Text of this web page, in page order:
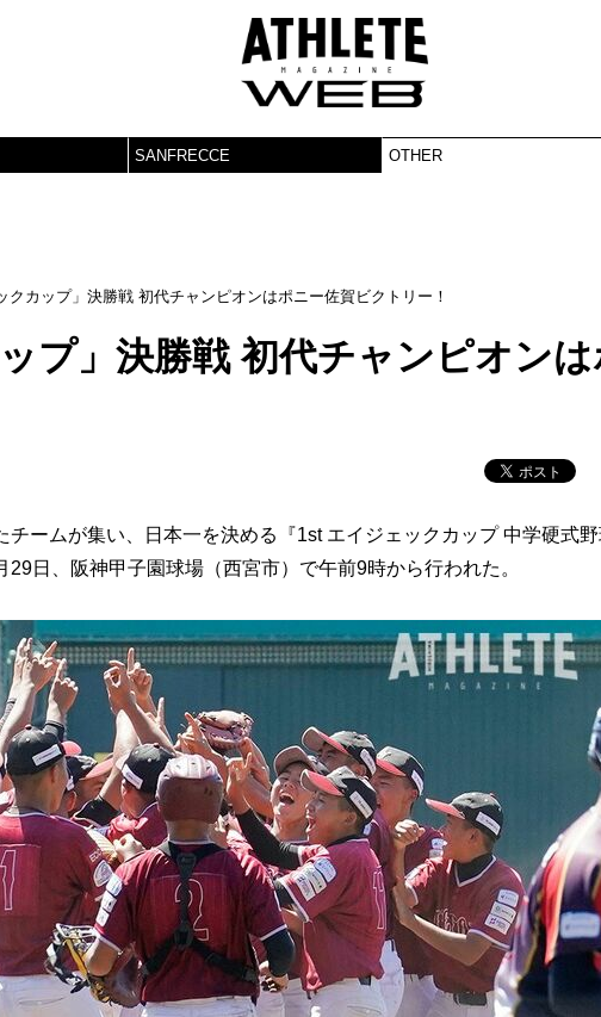
SANFRECCE OTHER
クカップ」決勝戦 初代チャンピオンはポニー佐賀ビクトリー！
プ」決勝戦 初代チャンピオン
ームが集い、日本一を決める『1st エイジェックカップ 中学硬式
日、阪神甲子園球場（西宮市）で午前9時から行われた。